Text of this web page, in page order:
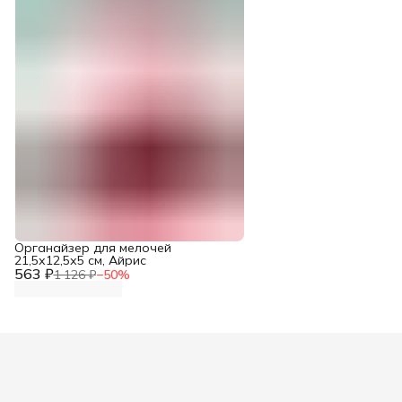
563 ₽1 126 ₽−50%
Органайзер для мелочей
21,5х12,5х5 см, Айрис